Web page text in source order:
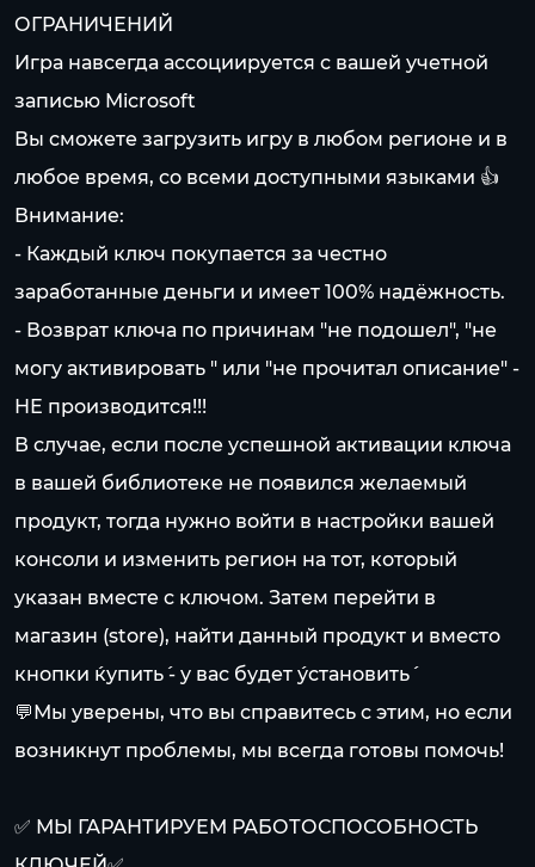
ОГРАНИЧЕНИЙ
Игра навсегда ассоциируется с вашей учетной
записью Microsoft
Вы сможете загрузить игру в любом регионе и в
любое время, со всеми доступными языками 👍
Внимание:
- Каждый ключ покупается за честно
заработанные деньги и имеет 100% надёжность.
- Возврат ключа по причинам "не подошел", "не
могу активировать " или "не прочитал описание" -
НЕ производится!!!
В случае, если после успешной активации ключа
в вашей библиотеке не появился желаемый
продукт, тогда нужно войти в настройки вашей
консоли и изменить регион на тот, который
указан вместе с ключом. Затем перейти в
магазин (store), найти данный продукт и вместо
кнопки ´купить´ - у вас будет ´установить´
💬Мы уверены, что вы справитесь с этим, но если
возникнут проблемы, мы всегда готовы помочь!
✅ МЫ ГАРАНТИРУЕМ РАБОТОСПОСОБНОСТЬ